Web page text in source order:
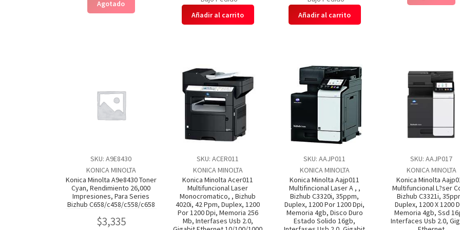
Agotado
Añadir al carrito
Añadir al carrito
SKU: A9E8430
KONICA MINOLTA
Konica Minolta A9e8430 Toner
Cyan, Rendimiento 26,000
Impresiones, Para Series
Bizhub C658/c458/c558/c658
$3,335
SKU: ACER011
KONICA MINOLTA
Konica Minolta Acer011
Multifuncional Laser
Monocromatico, , Bizhub
4020i, 42 Ppm, Duplex, 1200
Por 1200 Dpi, Memoria 256
Mb, Interfases Usb 2.0,
SKU: AAJP011
KONICA MINOLTA
Konica Minolta Aajp011
Multifincional Laser A , ,
Bizhub C3320i, 35ppm,
Duplex, 1200 Por 1200 Dpi,
Memoria 4gb, Disco Duro
Estado Solido 16gb,
SKU: AAJP017
KONICA MINOLTA
Konica Minolta
Multifuncional L?ser
Bizhub C3321i,
Duplex, 1200 X 1200
Memoria 4gb, Ssd
Interfaces Usb 2.0,